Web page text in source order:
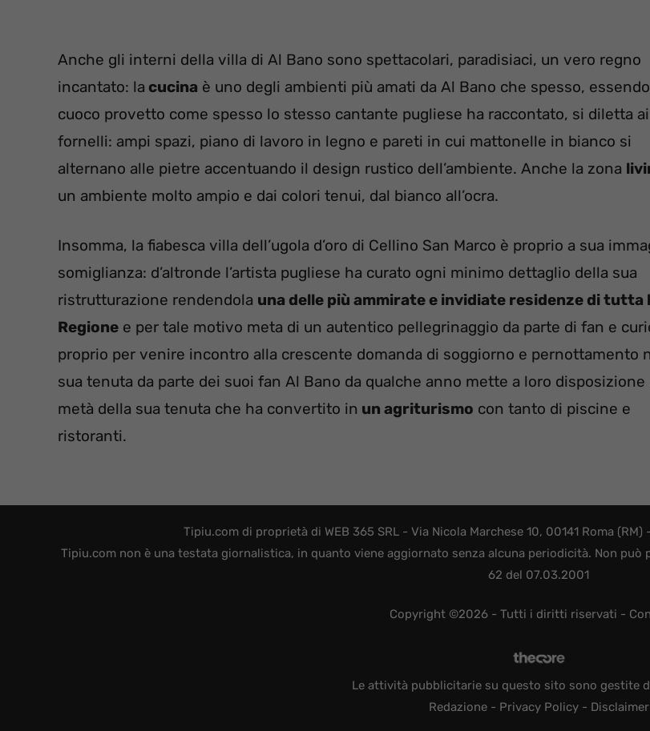
Anche gli interni della villa di Al Bano sono spettacolari, paradisiaci, un vero regno
incantato: la cucina è uno degli ambienti più amati da Al Bano che spesso,
cuoco provetto come spesso lo stesso cantante pugliese ha raccontato, si diletta ai
fornelli: ampi spazi, piano di lavoro in legno e pareti in cui mattonelle in bianco si
alternano alle pietre accentuando il design rustico dell’ambiente. Anche la zona
un ambiente molto ampio e dai colori tenui, dal bianco all’ocra.
Insomma, la fiabesca villa dell’ugola d’oro di Cellino San Marco è proprio a sua
somiglianza: d’altronde l’artista pugliese ha curato ogni minimo dettaglio della sua
ristrutturazione rendendola una delle più ammirate e invidiate residenze di tutta
Regione e per tale motivo meta di un autentico pellegrinaggio da parte di fan e
proprio per venire incontro alla crescente domanda di soggiorno e pernottamento
sua tenuta da parte dei suoi fan Al Bano da qualche anno mette a loro disposizione
metà della sua tenuta che ha convertito in un agriturismo con tanto di piscine e
ristoranti.
Tipiu.com di proprietà di WEB 365 SRL - Via Nicola Marchese 10, 00141 Roma
Tipiu.com non è una testata giornalistica, in quanto viene aggiornato senza alcuna periodicità. Non
62 del 07.03.2001
Copyright ©2026 - Tutti i diritti riservati -
Le attività pubblicitarie su questo sito sono gestite
Redazione- Privacy Policy- Disclaimer